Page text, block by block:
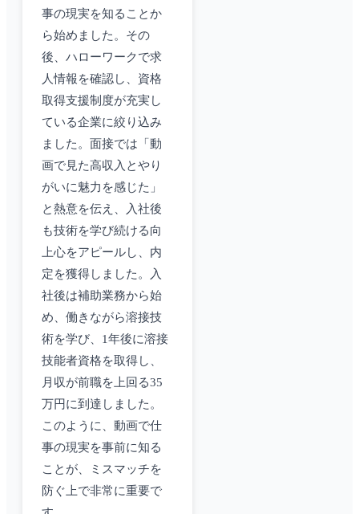
事の現実を知ることか
ら始めました。その
後、ハローワークで求
人情報を確認し、資格
取得支援制度が充実し
ている企業に絞り込み
ました。面接では「動
画で見た高収入とやり
がいに魅力を感じた」
と熱意を伝え、入社後
も技術を学び続ける向
上心をアピールし、内
定を獲得しました。入
社後は補助業務から始
め、働きながら溶接技
術を学び、1年後に溶接
技能者資格を取得し、
月収が前職を上回る35
万円に到達しました。
このように、動画で仕
事の現実を事前に知る
ことが、ミスマッチを
防ぐ上で非常に重要で